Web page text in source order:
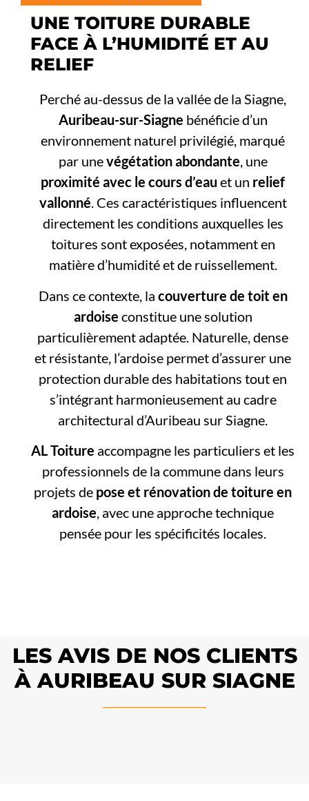
UNE TOITURE DURABLE
FACE À L’HUMIDITÉ ET AU
RELIEF
Perché au-dessus de la vallée de la Siagne,
Auribeau-sur-Siagne bénéficie d’un
environnement naturel privilégié, marqué
par unevégétation abondante, une
proximité avec le cours d’eau et un relief
vallonné. Ces caractéristiques influencent
directement les conditions auxquelles les
toitures sont exposées, notamment en
matière d’humidité et de ruissellement.
Dans ce contexte, la couverture de toit en
ardoise constitue une solution
particulièrement adaptée. Naturelle, dense
et résistante, l’ardoise permet d’assurer une
protection durable des habitations tout en
s’intégrant harmonieusement au cadre
architectural d’Auribeau sur Siagne.
AL Toiture accompagne les particuliers et les
professionnels de la commune dans leurs
projets de pose et rénovation de toiture en
ardoise, avec une approche technique
pensée pour les spécificités locales.
LES AVIS DE NOS CLIENTS
À AURIBEAU SUR SIAGNE